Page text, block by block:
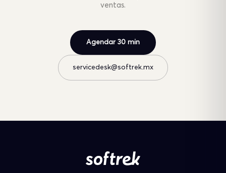
ventas.
Agendar 30 min
servicedesk@softrek.mx